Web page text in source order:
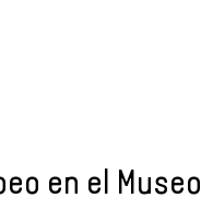
en el Museo